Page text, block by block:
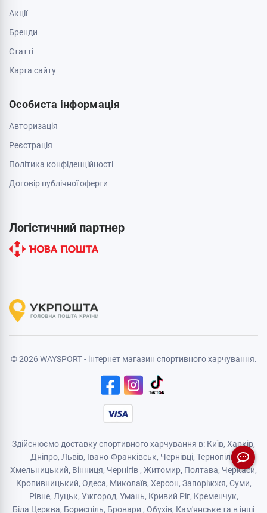
Акції
Бренди
Cтатті
Карта сайту
Особиста інформація
Авторизація
Реєстрація
Політика конфіденційності
Договір публічної оферти
Логістичний партнер
© 2026 WAYSPORT - інтернет магазин спортивного харчування.
Здійснюємо доставку спортивного харчування в: Київ, Харків,
Дніпро, Львів, Івано-Франківськ, Чернівці, Тернопіль
Хмельницький, Вінниця, Чернігів , Житомир, Полтава, Черкаси,
Кропивницький, Одеса, Миколаїв, Херсон, Запоріжжя, Суми,
Рівне, Луцьк, Ужгород, Умань, Кривий Ріг, Кременчук,
Біла Церква, Бориспіль, Бровари , Обухів, Кам'янськeта в інші